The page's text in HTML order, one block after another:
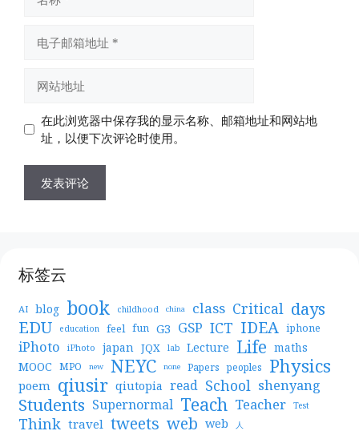
址
址
在此浏览器中保存我的显示名称、邮箱地址和网站地
址，以便下次评论时使用。
标签云
AI blog book childhood china class Critical days
EDU education feel fun G3 GSP ICT IDEA iphone
iPhoto iPhoto japan JQX lab Lecture Life maths
MOOC MPO new NEYC none Papers peoples Physics
poem qiusir qiutopia read School shenyang
Students Supernormal Teach Teacher Test
Think travel tweets web web 人